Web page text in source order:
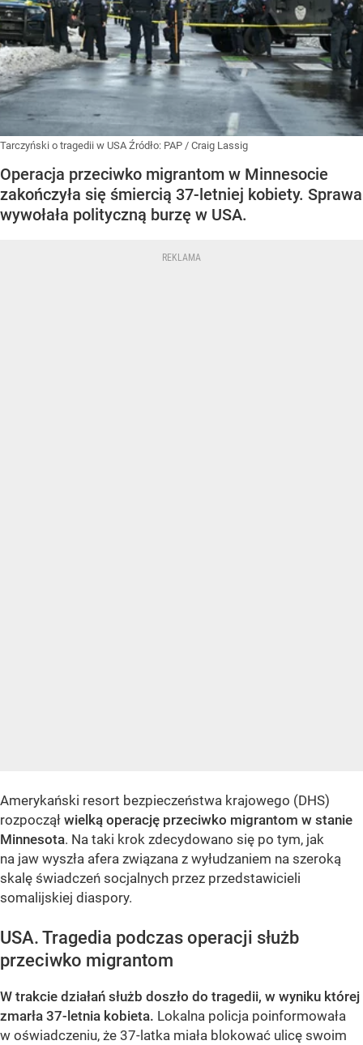
Tarczyński o tragedii w USA Źródło: PAP / Craig Lassig
Operacja przeciwko migrantom w Minnesocie
zakończyła się śmiercią 37-letniej kobiety. Sprawa
wywołała polityczną burzę w USA.
Amerykański resort bezpieczeństwa krajowego (DHS)
rozpoczął wielką operację przeciwko migrantom w stanie
Minnesota. Na taki krok zdecydowano się po tym, jak
na jaw wyszła afera związana z wyłudzaniem na szeroką
skalę świadczeń socjalnych przez przedstawicieli
somalijskiej diaspory.
USA. Tragedia podczas operacji służb
przeciwko migrantom
W trakcie działań służb doszło do tragedii, w wyniku której
zmarła 37-letnia kobieta. Lokalna policja poinformowała
w oświadczeniu, że 37-latka miała blokować ulicę swoim